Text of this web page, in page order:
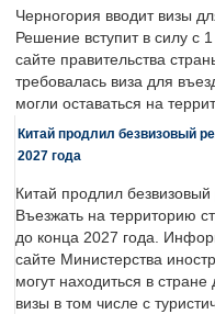
Черногория вводит визы
Решение вступит в силу с
сайте правительства
требовалась виза для
могли оставаться на
Китай продлил безвизовый
2027 года
Китай продлил
Въезжать на территорию
до конца 2027 года.
сайте Министерства
могут находиться в
визы в том числе с